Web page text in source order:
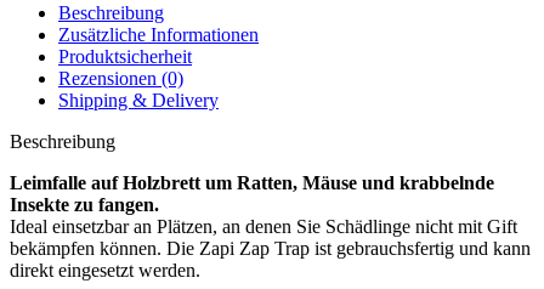
Beschreibung
Zusätzliche Informationen
Produktsicherheit
Rezensionen (0)
Shipping & Delivery
Beschreibung
Leimfalle auf Holzbrett um Ratten, Mäuse und krabbelnde
Insekte zu fangen.
Ideal einsetzbar an Plätzen, an denen Sie Schädlinge nicht mit Gift
bekämpfen können. Die Zapi Zap Trap ist gebrauchsfertig und kann
direkt eingesetzt werden.